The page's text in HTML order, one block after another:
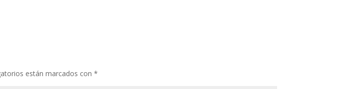
están marcados con*